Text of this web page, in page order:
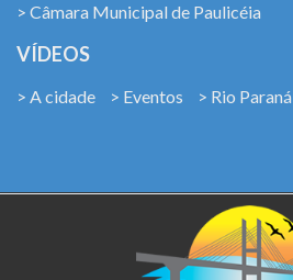
> Câmara Municipal de Paulicéia
VÍDEOS
> A cidade > Eventos > Rio Paraná